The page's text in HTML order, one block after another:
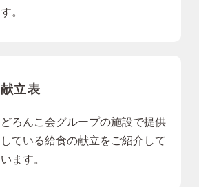
す。
献立表
どろんこ会グループの施設で提供
している給食の献立をご紹介して
います。